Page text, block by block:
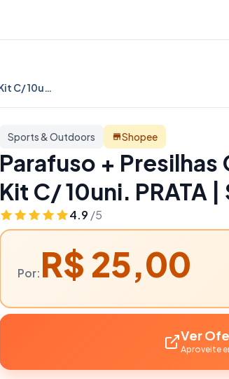
Parafuso + Presilhas Carenagem Biz 100/125 Kit C/ 10uni. PRATA | Sports & Outdoors
Sports & Outdoors Shopee
Parafuso + Presilhas
Kit C/ 10uni. PRATA
4.9 /5
Por: R$ 25,00
Ver
Aproveite